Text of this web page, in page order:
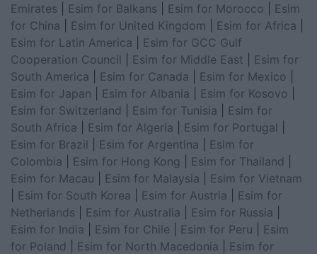
Emirates
Esim for Balkans Esim for Morocco
Esim
for China
Esim for United Kingdom Esim for Africa
Esim for Latin America
Esim for GCC Gulf
Cooperation Council
Esim for Middle East
Esim for
South America
Esim for Canada Esim for Mexico
Esim for Japan
Esim for Albania Esim for Kosovo
Esim for Switzerland
Esim for Tunisia
Esim for
South Africa
Esim for Algeria Esim for Portugal
Esim for Brazil
Esim for Argentina
Esim for
Colombia
Esim for Hong Kong Esim for Thailand
Esim for Macau
Esim for Malaysia
Esim for Vietnam
Esim for South Korea Esim for Austria
Esim for
Netherlands
Esim for Australia Esim for Russia
Esim for India
Esim for Chile Esim for Peru
Esim
for Poland
Esim for North Macedonia
Esim for